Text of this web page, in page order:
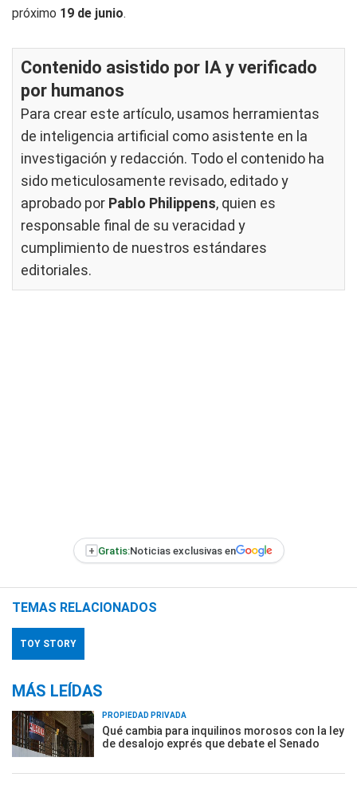
próximo 19 de junio.
Contenido asistido por IA y verificado
por humanos
Para crear este artículo, usamos herramientas
de inteligencia artificial como asistente en la
investigación y redacción. Todo el contenido ha
sido meticulosamente revisado, editado y
aprobado por Pablo Philippens, quien es
responsable final de su veracidad y
cumplimiento de nuestros estándares
editoriales.
+ Gratis:Noticias exclusivas en
TEMAS RELACIONADOS
TOY STORY
MÁS LEÍDAS
PROPIEDAD PRIVADA
Qué cambia para inquilinos morosos con la ley
de desalojo exprés que debate el Senado